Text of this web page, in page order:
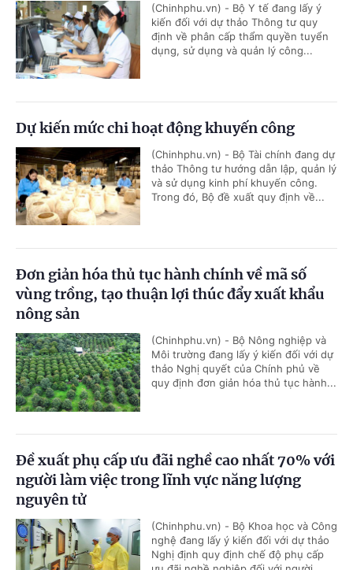
(Chinhphu.vn) - Bộ Y tế đang lấy ý
kiến đối với dự thảo Thông tư quy
định về phân cấp thẩm quyền tuyển
dụng, sử dụng và quản lý công...
Dự kiến mức chi hoạt động khuyến công
(Chinhphu.vn) - Bộ Tài chính đang dự
thảo Thông tư hướng dẫn lập, quản lý
và sử dụng kinh phí khuyến công.
Trong đó, Bộ đề xuất quy định về...
Đơn giản hóa thủ tục hành chính về mã số
vùng trồng, tạo thuận lợi thúc đẩy xuất khẩu
nông sản
(Chinhphu.vn) - Bộ Nông nghiệp và
Môi trường đang lấy ý kiến đối với dự
thảo Nghị quyết của Chính phủ về
quy định đơn giản hóa thủ tục hành...
Đề xuất phụ cấp ưu đãi nghề cao nhất 70% với
người làm việc trong lĩnh vực năng lượng
nguyên tử
(Chinhphu.vn) - Bộ Khoa học và Công
nghệ đang lấy ý kiến đối với dự thảo
Nghị định quy định chế độ phụ cấp